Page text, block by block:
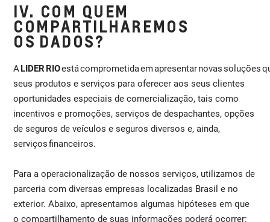
IV. COM QUEM
COMPARTILHAREMOS
OS DADOS?
ALIDER RIOestá comprometida em apresentar novas soluções
seus produtos e serviços para oferecer aos seus clientes
oportunidades especiais de comercialização, tais como
incentivos e promoções, serviços de despachantes, opções
de seguros de veículos e seguros diversos e, ainda,
serviços financeiros.
Para a operacionalização de nossos serviços, utilizamos de
parceria com diversas empresas localizadas Brasil e no
exterior. Abaixo, apresentamos algumas hipóteses em que
o compartilhamento de suas informações poderá ocorrer: